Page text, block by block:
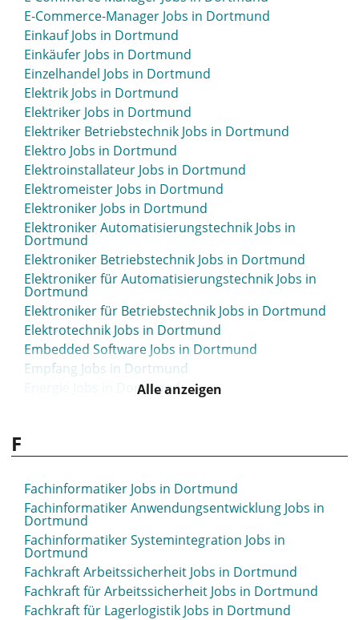
E-Commerce-Manager Jobs in Dortmund
Einkauf Jobs in Dortmund
Einkäufer Jobs in Dortmund
Einzelhandel Jobs in Dortmund
Elektrik Jobs in Dortmund
Elektriker Jobs in Dortmund
Elektriker Betriebstechnik Jobs in Dortmund
Elektro Jobs in Dortmund
Elektroinstallateur Jobs in Dortmund
Elektromeister Jobs in Dortmund
Elektroniker Jobs in Dortmund
Elektroniker Automatisierungstechnik Jobs in
Dortmund
Elektroniker Betriebstechnik Jobs in Dortmund
Elektroniker für Automatisierungstechnik Jobs in
Dortmund
Elektroniker für Betriebstechnik Jobs in Dortmund
Elektrotechnik Jobs in Dortmund
Embedded Software Jobs in Dortmund
Empfang Jobs in Dortmund
Energie Jobs in Dortmund
ERP-Consultant Jobs in Dortmund
Erzieher Jobs in Dortmund
Erziehungswissenschaftler Jobs in Dortmund
Eventmanagement Jobs in Dortmund
Event Manager Jobs in Dortmund
Event-Manager Jobs in Dortmund
Export Jobs in Dortmund
Alle anzeigen
F
Fachinformatiker Jobs in Dortmund
Fachinformatiker Anwendungsentwicklung Jobs in
Dortmund
Fachinformatiker Systemintegration Jobs in
Dortmund
Fachkraft Arbeitssicherheit Jobs in Dortmund
Fachkraft für Arbeitssicherheit Jobs in Dortmund
Fachkraft für Lagerlogistik Jobs in Dortmund